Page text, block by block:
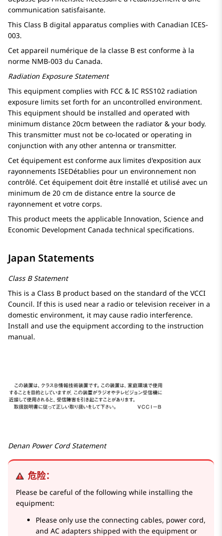
communication satisfaisante.
This Class B digital apparatus complies with Canadian ICES-
003.
Cet appareil numérique de la classe B est conforme à la
norme NMB-003 du Canada.
Radiation Exposure Statement
This equipment complies with FCC & IC RSS102 radiation
exposure limits set forth for an uncontrolled environment.
This equipment should be installed and operated with
minimum distance 20cm between the radiator & your body.
This transmitter must not be co-located or operating in
conjunction with any other antenna or transmitter.
Cet équipement est conforme aux limites d'exposition aux
rayonnements ISEDétablies pour un environnement non
contrôlé. Cet équipement doit être installé et utilisé avec un
minimum de 20 cm de distance entre la source de
rayonnement et votre corps.
This product meets the applicable Innovation, Science and
Economic Development Canada technical specifications.
Japan Statements
Class B Statement
This is a Class B product based on the standard of the VCCI
Council. If this is used near a radio or television receiver in a
domestic environment, it may cause radio interference.
Install and use the equipment according to the instruction
manual.
Denan Power Cord Statement
危险：
Please be careful of the following while installing the
equipment:
Please only use the connecting cables, power cord,
and AC adapters shipped with the equipment or